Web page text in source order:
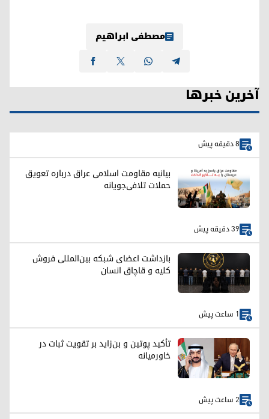
مصطفی ابراهیم
آخرین خبرها
8 دقیقه پیش
بیانیه مقاومت اسلامی عراق درباره تعویق
حملات تلافی‌جویانه
39 دقیقه پیش
بازداشت اعضای شبکه بین‌المللی فروش
کلیه و قاچاق انسان
1 ساعت پیش
تأکید پوتین و بن‌زاید بر تقویت ثبات در
خاورمیانه
2 ساعت پیش